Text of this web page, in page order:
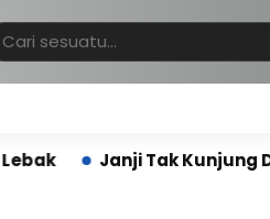
Kunjung Dipenuhi, Dana